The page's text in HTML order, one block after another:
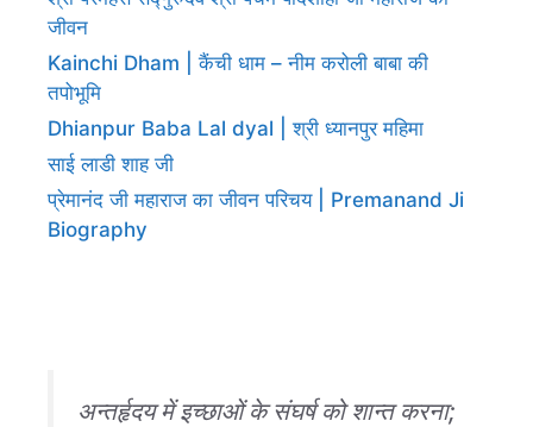
जीवन
Kainchi Dham | कैंची धाम – नीम करोली बाबा की
तपोभूमि
Dhianpur Baba Lal dyal | श्री ध्यानपुर महिमा
साई लाडी शाह जी
प्रेमानंद जी महाराज का जीवन परिचय | Premanand Ji
Biography
अन्तर्हृदय में इच्छाओं के संघर्ष को शान्त करना;